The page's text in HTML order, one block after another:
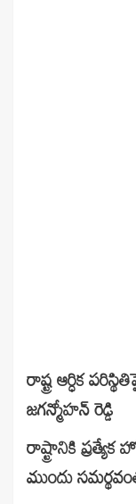
రాష్ట్ర ఆర్ధిక
జగన్మోహన్ రెడ్డి
రాష్ట్రానికి
ముందు